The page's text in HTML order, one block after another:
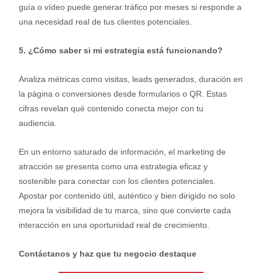
guía o vídeo puede generar tráfico por meses si responde a
una necesidad real de tus clientes potenciales.
5. ¿Cómo saber si mi estrategia está funcionando?
Analiza métricas como visitas, leads generados, duración en
la página o conversiones desde formularios o QR. Estas
cifras revelan qué contenido conecta mejor con tu
audiencia.
En un entorno saturado de información, el marketing de
atracción se presenta como una estrategia eficaz y
sostenible para conectar con los clientes potenciales.
Apostar por contenido útil, auténtico y bien dirigido no solo
mejora la visibilidad de tu marca, sino que convierte cada
interacción en una oportunidad real de crecimiento.
Contáctanos y haz que tu negocio destaque